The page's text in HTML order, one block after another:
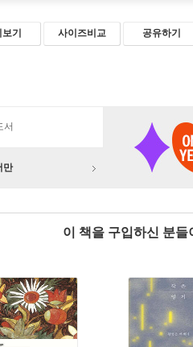
기 사이즈비교 공유하기
서
만
이 책을 구입하신 분